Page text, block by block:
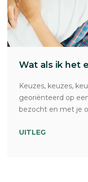
Wat als ik het
Keuzes, keuzes,
georiënteerd op
bezocht en met je
UITLEG